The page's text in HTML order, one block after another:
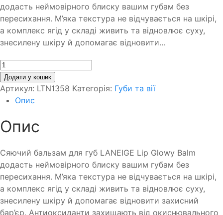
додасть неймовірного блиску вашим губам без
пересихання. М’яка текстура не відчувається на шкірі,
а комплекс ягід у складі живить та відновлює суху,
знесилену шкіру й допомагає відновити…
Кількість
Додати у кошик
Артикул: LTN1358 Категорія: Губи та вії
Опис
Опис
Сяючий бальзам для губ LANEIGE Lip Glowy Balm
додасть неймовірного блиску вашим губам без
пересихання. М’яка текстура не відчувається на шкірі,
а комплекс ягід у складі живить та відновлює суху,
знесилену шкіру й допомагає відновити захисний
бар’єр. Антиоксиданти захищають від окиснювального